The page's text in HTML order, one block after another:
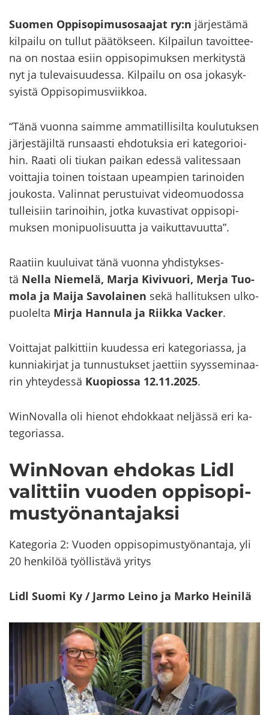
Suo­men Op­pi­so­pi­mus­osaa­jat ry:n jär­jes­tä­mä
kil­pai­lu on tul­lut pää­tök­seen. Kil­pai­lun ta­voit­tee­
na on nos­taa esiin op­pi­so­pi­muk­sen mer­ki­tys­tä
nyt ja tu­le­vai­suu­des­sa. Kil­pai­lu on osa jo­ka­syk­
syis­tä Op­pi­so­pi­mus­viik­koa.
“Tänä vuon­na saim­me am­ma­til­li­sil­ta kou­lu­tuk­sen
jär­jes­tä­jil­tä run­saas­ti eh­do­tuk­sia eri ka­te­go­rioi­
hin. Raati oli tiu­kan pai­kan edes­sä va­li­tes­saan
voit­ta­jia toi­nen tois­taan upeam­pien ta­ri­noi­den
jou­kos­ta. Va­lin­nat pe­rus­tui­vat vi­deo­muo­dos­sa
tul­lei­siin ta­ri­noi­hin, jotka ku­vas­ti­vat op­pi­so­pi­
muk­sen mo­ni­puo­li­suut­ta ja vai­kut­ta­vuut­ta”.
Raa­tiin kuu­lui­vat tänä vuon­na yh­dis­tyk­ses­
tä Nella Nie­me­lä, Marja Ki­vi­vuo­ri, Merja Tuo­
mo­la ja Maija Sa­vo­lai­nen sekä hal­li­tuk­sen ul­ko­
puo­lel­ta Mirja Han­nu­la ja Riik­ka Vac­ker.
Voit­ta­jat pal­kit­tiin kuu­des­sa eri ka­te­go­rias­sa, ja
kun­nia­kir­jat ja tun­nus­tuk­set jaet­tiin syys­se­mi­naa­
rin yh­tey­des­sä Kuo­pios­sa 12.11.2025.
WinNovalla oli hie­not eh­dok­kaat nel­jäs­sä eri ka­
te­go­rias­sa.
WinNovan eh­do­kas Lidl
va­lit­tiin vuo­den op­pi­so­pi­
mus­työ­nan­ta­jak­si
Ka­te­go­ria 2: Vuo­den op­pi­so­pi­mus­työ­nan­ta­ja, yli
20 hen­ki­löä työl­lis­tä­vä yri­tys
Lidl Suomi Ky / Jarmo Leino ja Marko Hei­ni­lä